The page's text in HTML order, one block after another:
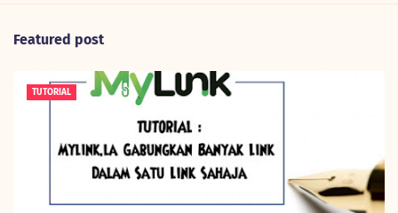
Featured post
TUTORIAL